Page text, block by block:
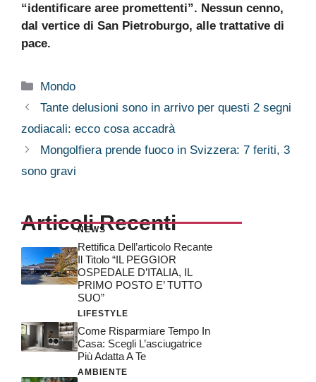
“identificare aree promettenti”. Nessun cenno,
dal vertice di San Pietroburgo, alle trattative di
pace.
Categorie
Mondo
Tante delusioni sono in arrivo per questi 2 segni
zodiacali: ecco cosa accadrà
Mongolfiera prende fuoco in Svizzera: 7 feriti, 3
sono gravi
Articoli Recenti
NEWS
Rettifica Dell’articolo Recante
Il Titolo “IL PEGGIOR
OSPEDALE D’ITALIA, IL
PRIMO POSTO E’ TUTTO
SUO”
LIFESTYLE
Come Risparmiare Tempo In
Casa: Scegli L’asciugatrice
Più Adatta A Te
AMBIENTE